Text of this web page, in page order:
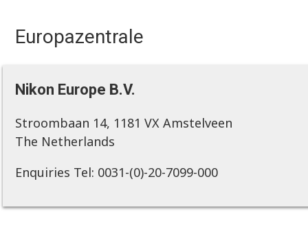
Europazentrale
Nikon Europe B.V.
Stroombaan 14, 1181 VX Amstelveen
The Netherlands
Enquiries Tel: 0031-(0)-20-7099-000